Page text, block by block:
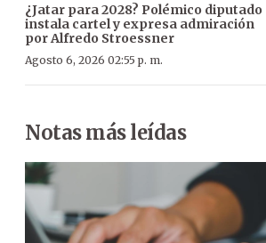
¿Jatar para 2028? Polémico diputado
instala cartel y expresa admiración
por Alfredo Stroessner
Agosto 6, 2026 02:55 p. m.
Notas más leídas